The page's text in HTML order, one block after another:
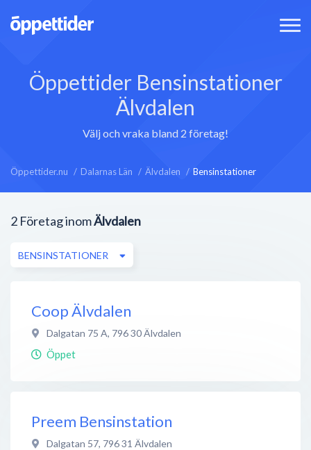
Öppettider Bensinstationer
Älvdalen
Välj och vraka bland 2 företag!
Öppettider.nu Dalarnas Län Älvdalen Bensinstationer
2 Företag inomÄlvdalen
BENSINSTATIONER
Coop Älvdalen
Dalgatan 75 A, 796 30Älvdalen
Öppet
Preem Bensinstation
Dalgatan 57, 796 31 Älvdalen